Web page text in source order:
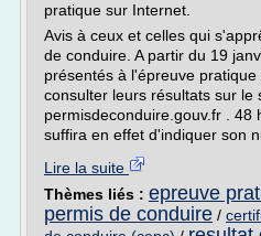
pratique sur Internet.
Avis à ceux et celles qui
de conduire. A partir du 19
présentés à l'épreuve
consulter leurs résultats sur le
permisdeconduire.gouv.fr . 48
suffira en effet d'indiquer son
Lire la suite
Thèmes liés : epreuve
permis de conduire /